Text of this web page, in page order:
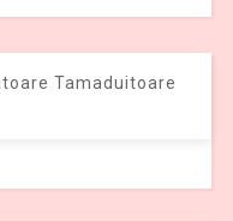
Tamaduitoare